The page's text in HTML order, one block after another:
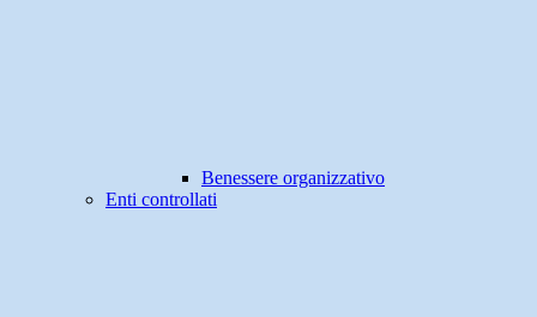
Benessere organizzativo
Enti controllati